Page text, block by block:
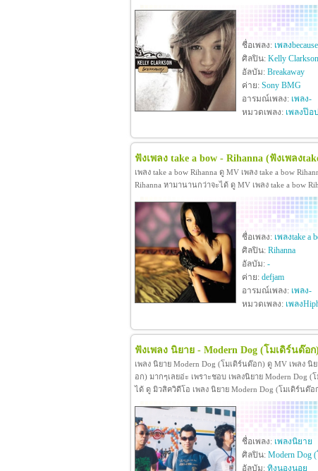
ชื่อเพลง: เพลง
ศิลปิน: Kelly Clarkson
อัลบัม: Breakaway
ค่าย: Sony BMG
อารมณ์เพลง: เพลง-
หมวดเพลง: เพลงป๊อป
ฟังเพลง take a bow - Rihanna (ฟังเพลง
เพลง take a bow Rihanna ดู MV เพลง take a bow
Rihanna หามานานกว่าจะได้ ดู MV เพลง take a bow
ชื่อเพลง: เพลงtake a
ศิลปิน: Rihanna
อัลบัม: -
ค่าย: defjam
อารมณ์เพลง: เพลง-
หมวดเพลง: เพลง
ฟังเพลง นิยาย - Modern Dog (โมเดิร์นด๊อก)
เพลง นิยาย Modern Dog (โมเดิร์นด๊อก) ดู MV เพลง นิ
อก) มากๆเลยอ่ะ เพราะชอบ เพลงนิยาย Modern Dog
ได้ ดู มิวสิควิดีโอ เพลง นิยาย Modern Dog (โมเดิร์นด๊
ชื่อเพลง: เพลงนิยาย
ศิลปิน: Modern Dog
อัลบัม: ทิงนองนอย